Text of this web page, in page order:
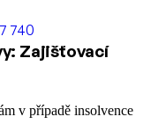
740
Zajišťovací
v případě insolvence